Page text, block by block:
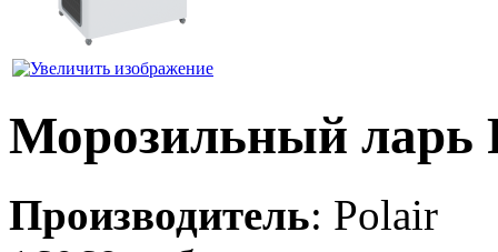
Морозильный ларь
Производитель: Polair